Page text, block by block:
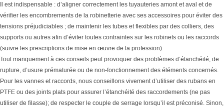
Il est indispensable : d’aligner correctement les tuyauteries amont et aval et de
vérifier les encombrements de la robinetterie avec ses accessoires pour éviter des
tensions préjudiciables ; de maintenir les tubes et flexibles par des colliers, des
supports ou autres afin d’éviter toutes contraintes sur les robinets ou les raccords
(suivre les prescriptions de mise en œuvre de la profession).
Tout manquement à ces conseils peut provoquer des problèmes d’étanchéité, de
rupture, d’usure prématurée ou de non-fonctionnement des éléments concernés.
Pour les vannes et raccords, nous conseillons vivement d’utiliser des rubans en
PTFE ou des joints plats pour assurer l’étanchéité des raccordements (ne pas
utiliser de filasse); de respecter le couple de serrage lorsqu’il est préconisé. Sinon,